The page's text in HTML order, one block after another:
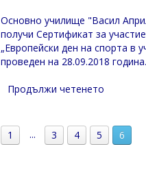
Основно училище "Васил
получи Сертификат за
„Европейски ден на спорта в
проведен на 28.09.2018
Продължи четенето
1 ... 3 4 5 6